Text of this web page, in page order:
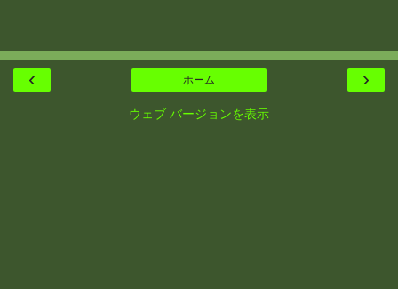
‹ ›
ホーム
ウェブ バージョンを表示